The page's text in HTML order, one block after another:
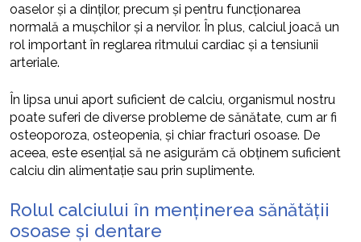
oaselor și a dinților, precum și pentru funcționarea
normală a mușchilor și a nervilor. În plus, calciul joacă un
rol important în reglarea ritmului cardiac și a tensiunii
arteriale.
În lipsa unui aport suficient de calciu, organismul nostru
poate suferi de diverse probleme de sănătate, cum ar fi
osteoporoza, osteopenia, și chiar fracturi osoase. De
aceea, este esențial să ne asigurăm că obținem suficient
calciu din alimentație sau prin suplimente.
Rolul calciului în menținerea sănătății
osoase și dentare